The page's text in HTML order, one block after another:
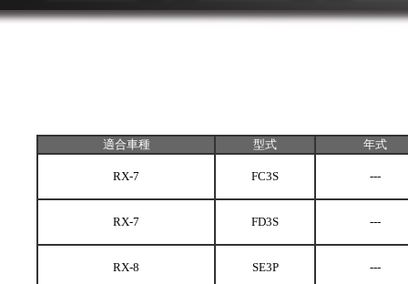
適合車種 型式 年式
RX-7 FC3S ---
RX-7 FD3S ---
RX-8 SE3P ---